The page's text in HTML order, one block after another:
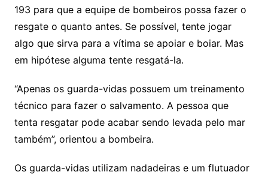
193 para que a equipe de bombeiros possa fazer o
resgate o quanto antes. Se possível, tente jogar
algo que sirva para a vítima se apoiar e boiar. Mas
em hipótese alguma tente resgatá-la.
“Apenas os guarda-vidas possuem um treinamento
técnico para fazer o salvamento. A pessoa que
tenta resgatar pode acabar sendo levada pelo mar
também”, orientou a bombeira.
Os guarda-vidas utilizam nadadeiras e um flutuador